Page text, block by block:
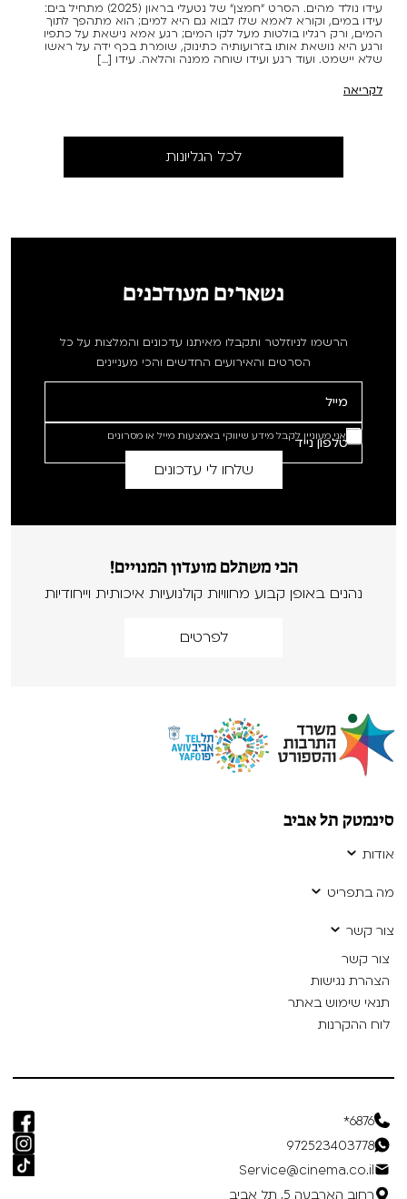
לכל הגליונות
עידו נולד מהים. הסרט ״חמצן״ של נטעלי בראון (2025) מתחיל בים:
עידו במים, וקורא לאמא שלו לבוא גם היא למים; הוא מתהפך לתוך
המים, ורק רגליו בולטות מעל לקו המים; רגע אמא נישאת על כתפיו
ורגע היא נושאת אותו בזרועותיה כתינוק, שומרת בכף ידה על ראשו
שלא יישמט. ועוד רגע ועידו שוחה ממנה והלאה. עידו […]
לקריאה
נשארים מעודכנים
הרשמו לניוזלטר ותקבלו מאיתנו עדכונים והמלצות על כל
הסרטים והאירועים החדשים והכי מעניינים
אני מעוניין לקבל מידע שיווקי באמצעות מייל או מסרונים
הכי משתלם מועדון המנויים!
נהנים באופן קבוע מחוויות קולנועיות איכותית וייחודיות
לפרטים
סינמטק תל אביב
אודות
מה בתפריט
צור קשר
צור קשר
הצהרת נגישות
תנאי שימוש באתר
לוח ההקרנות
6876*
972523403778
Service@cinema.co.il
רחוב הארבעה 5, תל אביב